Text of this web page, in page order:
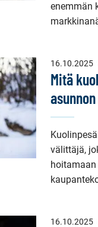
enemmän
16.10.2025
Mitä
välittäjä,
16.10.2025